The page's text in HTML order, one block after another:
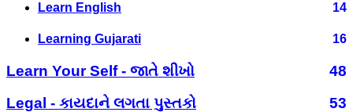
Learn English 14
Learning Gujarati 16
Learn Your Self - જાતે શીખો
48
Legal - કાયદાને લગતા પુસ્તકો
53